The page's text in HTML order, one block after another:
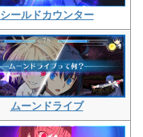
シールドカウンター
ムーンドライブ